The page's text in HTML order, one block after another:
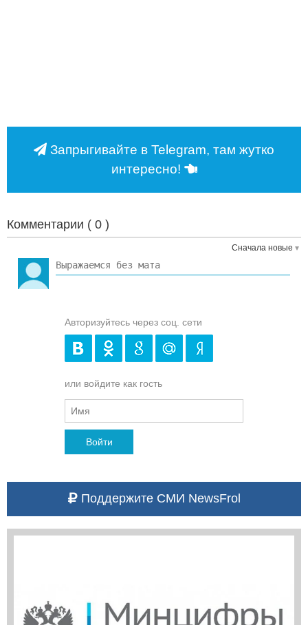
Запрыгивайте в Telegram, там жутко
интересно!
Комментарии ( 0 )
Сначала новые
Авторизуйтесь через соц. сети
или войдите как гость
Войти
Поддержите СМИ NewsFrol